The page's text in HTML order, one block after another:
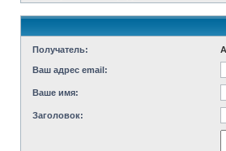
Получатель:
Ваш адрес email:
Ваше имя:
Заголовок: